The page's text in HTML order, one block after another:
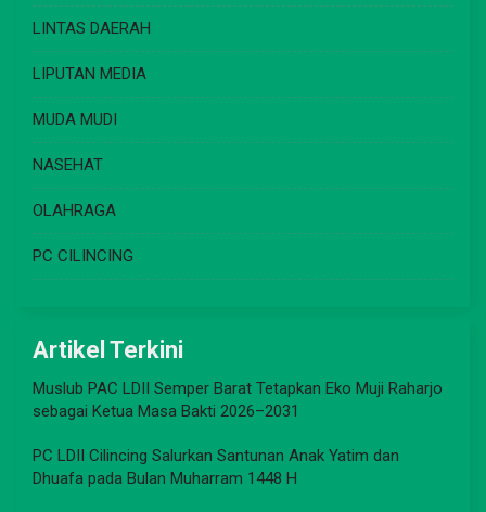
LINTAS DAERAH
LIPUTAN MEDIA
MUDA MUDI
NASEHAT
OLAHRAGA
PC CILINCING
Artikel Terkini
Muslub PAC LDII Semper Barat Tetapkan Eko Muji Raharjo
sebagai Ketua Masa Bakti 2026–2031
PC LDII Cilincing Salurkan Santunan Anak Yatim dan
Dhuafa pada Bulan Muharram 1448 H